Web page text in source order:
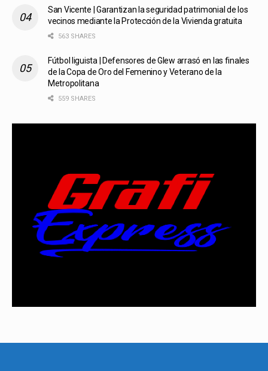
San Vicente | Garantizan la seguridad patrimonial de los
vecinos mediante la Protección de la Vivienda gratuita
563 SHARES
Fútbol liguista | Defensores de Glew arrasó en las finales
de la Copa de Oro del Femenino y Veterano de la
Metropolitana
559 SHARES